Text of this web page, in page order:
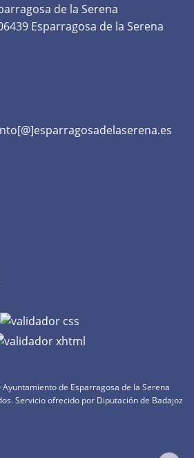
de la Serena
Esparragosa de la Serena
de Esparragosa de la Serena
Servicio ofrecido por Diputación de Badajoz